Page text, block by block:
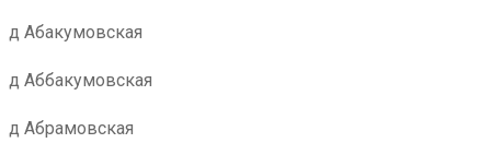
д Абакумовская
д Аббакумовская
д Абрамовская